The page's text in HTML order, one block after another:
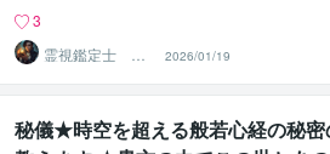
3
霊視鑑定士 昴
流（すばる）※ブ
ログ更新中
2026/01/19
秘儀★時空を超える般若心経の秘密